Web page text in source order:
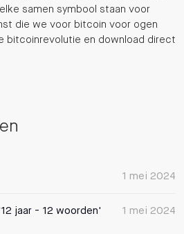
samen symbool staan voor
die we voor bitcoin voor ogen
bitcoinrevolutie en download direct
1 mei 2024
1 mei 2024
jaar - 12 woorden'